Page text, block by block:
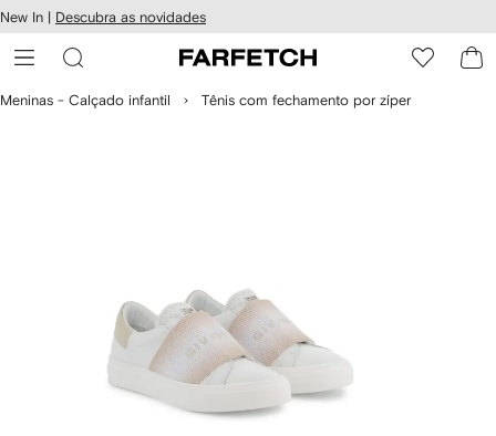
o
New In | Descubra as novidades
Meninas - Calçado infantil Tênis com fechamento por zíper